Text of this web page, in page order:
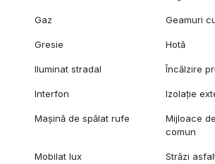
Gaz Geamuri
Gresie Hotă
Iluminat stradal Încălzire
Interfon Izolație
Mașină de spălat rufe
Mijloace
comun
Mobilat lux Străzi